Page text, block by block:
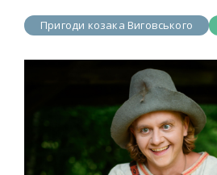
Пригоди козака Виговського